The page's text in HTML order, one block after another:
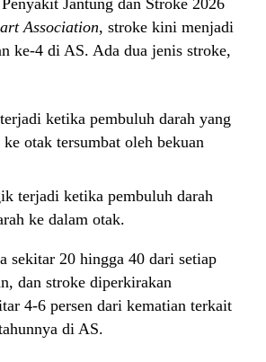
Jantung dan Stroke 2026
Association, stroke kini menjadi
ke-4 di AS. Ada dua jenis stroke,
ketika pembuluh darah yang
ke otak tersumbat oleh bekuan
terjadi ketika pembuluh darah
ke dalam otak.
sekitar 20 hingga 40 dari setiap
dan stroke diperkirakan
4-6 persen dari kematian terkait
di AS.